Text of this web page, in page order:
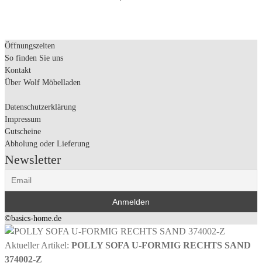
Öffnungszeiten
So finden Sie uns
Kontakt
Über Wolf Möbelladen
Datenschutzerklärung
Impressum
Gutscheine
Abholung oder Lieferung
Newsletter
©basics-home.de
Aktueller Artikel: POLLY SOFA U-FORMIG RECHTS SAND
374002-Z